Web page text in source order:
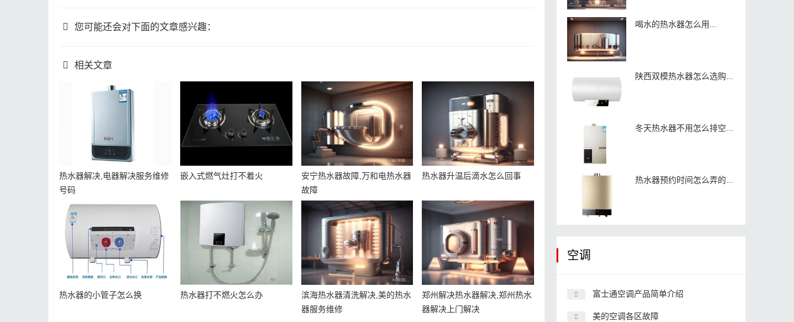
您可能还会对下面的文章感兴趣：
相关文章
热水器解决,电器解决服务维修
号码
嵌入式燃气灶打不着火
安宁热水器故障,万和电热水器
故障
热水器升温后滴水怎么回事
热水器的小管子怎么换 热水器打不燃火怎么办
滨海热水器清洗解决,美的热水
器服务维修
郑州解决热水器解决,郑州热水
器解决上门解决
喝水的热水器怎么用...
陕西双模热水器怎么选购...
冬天热水器不用怎么排空...
热水器预约时间怎么弄的...
空调
富士通空调产品简单介绍
美的空调各区故障